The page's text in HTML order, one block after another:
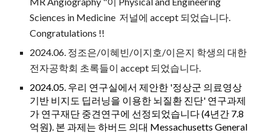
Sciences in Medicine 저널에 accept 되었습니다.
Congratulations !!
2024.06. 정조은/이혜빈/이지호/이은지 학생의 대한
전자공학회 초록들이 accept 되었습니다.
2024.05. 우리 연구실에서 제안한 '정상군 의료영상
기반 비지도 딥러닝을 이용한 뇌질환 진단' 연구과제
가 연구재단 중견연구에 선정되었습니다 (4년간 7.8
억원). 본 과제는 하버드 의대 Messachusetts General